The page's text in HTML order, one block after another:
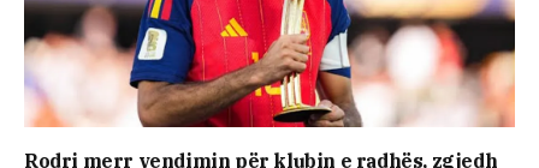
Rodri merr vendimin për klubin e radhës, zgjedh